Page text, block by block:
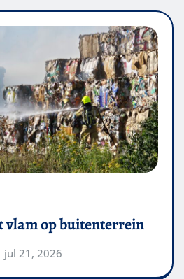
vlam op buitenterrein
jul 21, 2026